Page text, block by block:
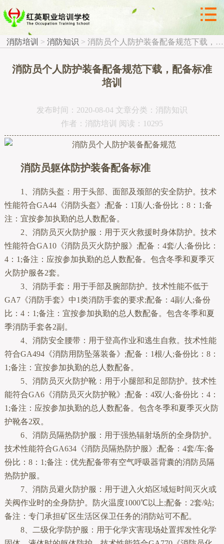

 消防知识 
消防培训 > 消防知识 > 消防员个人防护装备配备规范下载，配备标准培训
消防员个人防护装备配备规范下载，配备标准
培训
发布时间：2020-08-04 文章分类：消防知识
作者：消防培训 阅读：10295
消防员躯体防护装备配备标准
1、消防头盔：用于头部、面部及颈部的安全防护。技术
性能符合GA44《消防头盔》;配备：1顶/人;备份比：8：1;备
注：宜按参加执勤的总人数配备。
2、消防员灭火防护服：用于灭火救援时身体防护。技术
性能符合GA10《消防员灭火防护服》;配备：4套/人;备份比：
4：1;备注：应按参加执勤的总人数配备。包含冬季和夏季灭
火防护服各2套。
3、消防手套：用于手部及腕部防护。技术性能不低于
GA7《消防手套》中1类消防手套的要求;配备：4副/人;备份
比：4：1;备注：宜按参加执勤的总人数配备。包含冬季和夏
季消防手套各2副。
4、消防安全腰带：用于登高作业和逃生自救。技术性能
符合GA494《消防用防坠落装备》;配备：1根/人;备份比：8：
1;备注：宜按参加执勤的总人数配备。
5、消防员灭火防护靴：用于小腿部和足部防护。技术性
能符合GA6《消防员灭火防护靴》;配备：4双/人;备份比：4：
1;备注：应按参加执勤的总人数配备。包含冬季和夏季灭火防
护靴各2双。
6、消防员隔热防护服：用于强热辐射场所的全身防护。
技术性能符合GA634《消防员隔热防护服》;配备：4套/车;备
份比：8：1;备注：优先配备带有空气呼吸器背囊的消防员隔
热防护服。
7、消防员避火防护服：用于进入火焰区域短时间灭火或
关阀作业时的全身防护。防火温度1000℃以上;配备：2套/站;
备注：专门承担矿区生活区保卫任务的消防站可不配。
8、二级化学防护服：用于化学灾害现场处置挥发性化学